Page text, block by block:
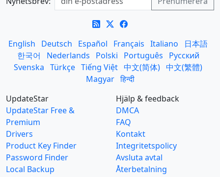
English Deutsch Español Français Italiano
日本語
한국어
Nederlands Polski Português
Русский
Svenska Türkçe Tiếng Việt 中文(简体) 中文(繁體)
Magyar हिन्दी
UpdateStar
UpdateStar Free &
Premium
Drivers
Product Key Finder
Password Finder
Local Backup
Hjälp & feedback
DMCA
FAQ
Kontakt
Integritetspolicy
Avsluta avtal
Återbetalning